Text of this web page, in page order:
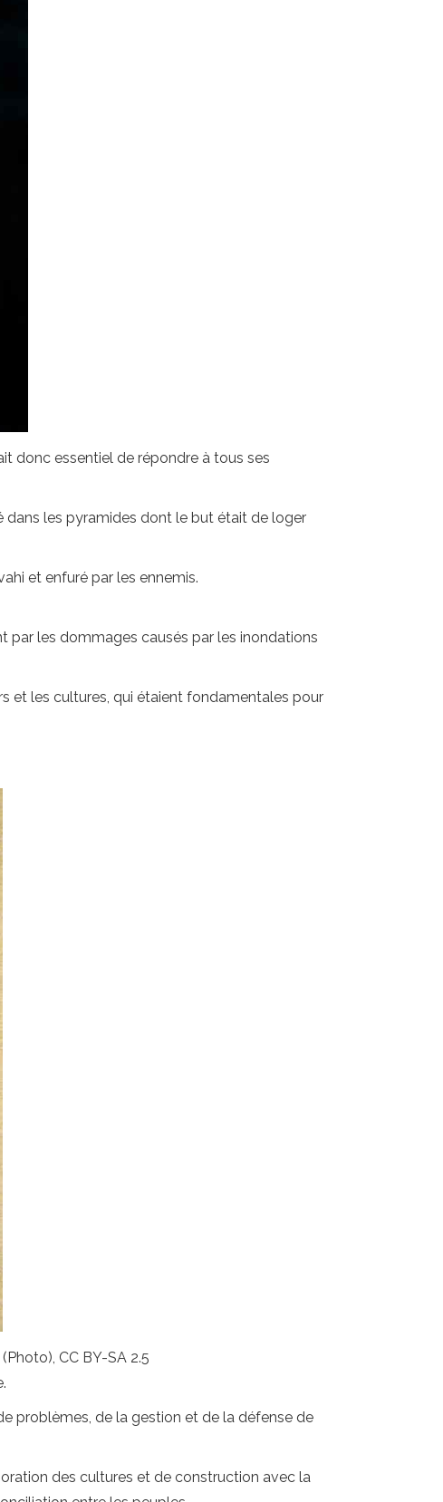
donc essentiel de répondre à tous ses
dans les pyramides dont le but était de loger
et enfuré par les ennemis.
par les dommages causés par les inondations
et les cultures, qui étaient fondamentales pour
CC BY-SA 2.5
problèmes, de la gestion et de la défense de
des cultures et de construction avec la